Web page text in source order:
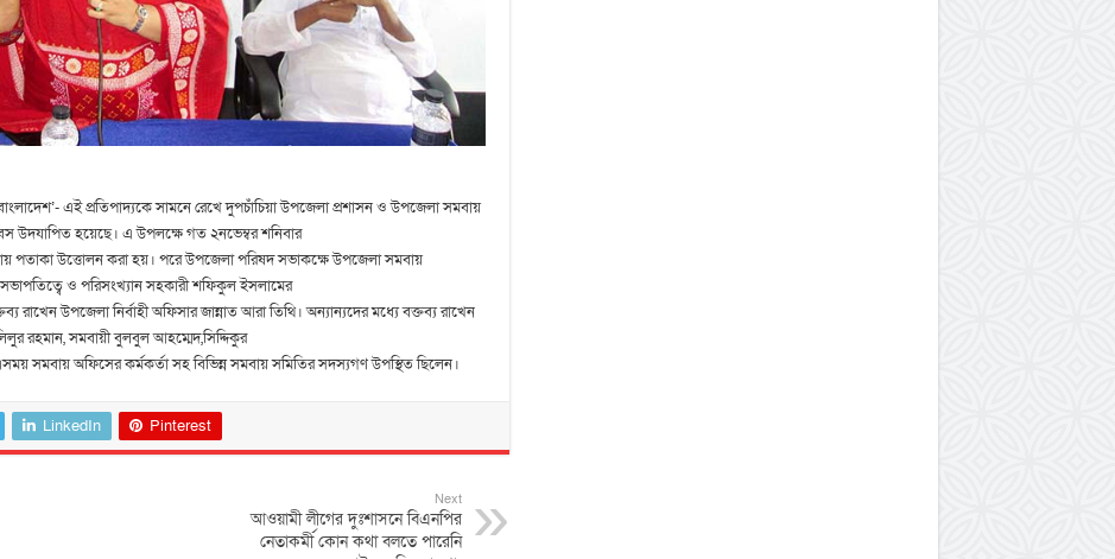
এই প্রতিপাদ্যকে সামনে রেখে দুপচাঁচিয়া উপজেলা প্রশাসন ও উপজেলা সমবায়
হয়েছে। এ উপলক্ষে গত ২নভেম্বর শনিবার
পতাকা উত্তোলন করা হয়। পরে উপজেলা পরিষদ সভাকক্ষে উপজেলা সমবায়
সভাপতিত্বে ও পরিসংখ্যান সহকারী শফিকুল ইসলামের
রাখেন উপজেলা নির্বাহী অফিসার জান্নাত আরা তিথি। অন্যান্যদের মধ্যে বক্তব্য রাখেন
রহমান, সমবায়ী বুলবুল আহম্মেদ,সিদ্দিকুর
সমবায় অফিসের কর্মকর্তা সহ বিভিন্ন সমবায় সমিতির সদস্যগণ উপস্থিত ছিলেন।
LinkedIn Pinterest
Next
আওয়ামী লীগের দুঃশাসনে বিএনপির
নেতাকর্মী কােন কথা বলতে পারেনি